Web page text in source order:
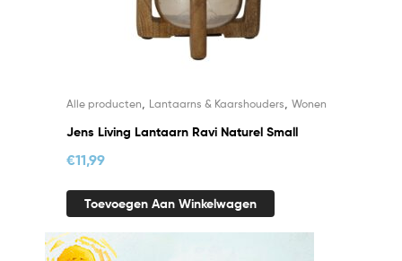
Alle producten Lantaarns & Kaarshouders Wonen
Jens Living Lantaarn Ravi Naturel Small
€11,99
Toevoegen Aan Winkelwagen